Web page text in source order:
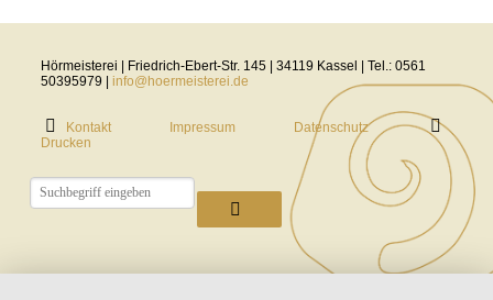
online
poker
Hörmeisterei | Friedrich-Ebert-Str. 145 | 34119 Kassel | Tel.: 0561
50395979 |info@hoermeisterei.de
Kontakt Impressum
Datenschutz
Drucken